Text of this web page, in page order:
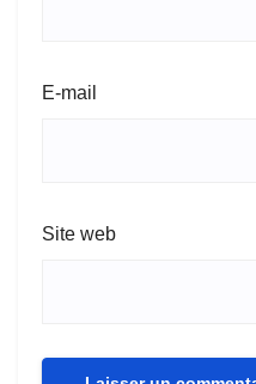
E-mail
Site web